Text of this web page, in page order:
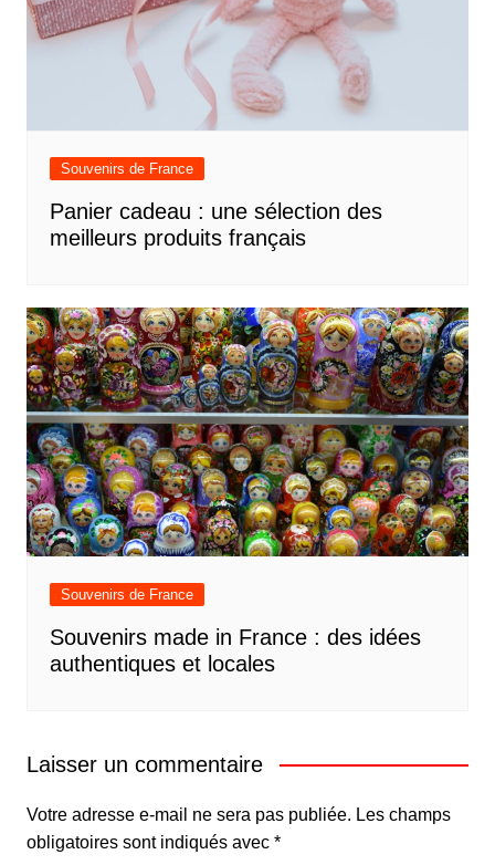
Souvenirs de France
Panier cadeau : une sélection des
meilleurs produits français
Souvenirs de France
Souvenirs made in France : des idées
authentiques et locales
Laisser un commentaire
Votre adresse e-mail ne sera pas publiée. Les champs
obligatoires sont indiqués avec *